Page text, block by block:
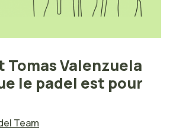
Tomas Valenzuela
le padel est pour
Team